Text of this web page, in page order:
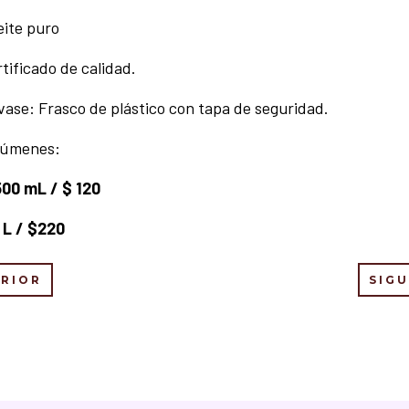
puro
de calidad.
Frasco de plástico con tapa de seguridad.
mL / $ 120
L / $220